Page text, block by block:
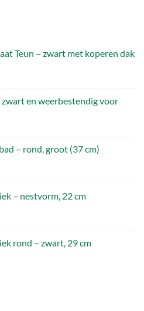
Teun – zwart met koperen dak
zwart en weerbestendig voor
– rond, groot (37 cm)
– nestvorm, 22 cm
rond – zwart, 29 cm